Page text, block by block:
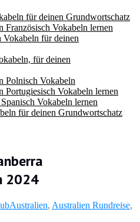
für deinen Grundwortschatz
Französisch Vokabeln lernen
Vokabeln für deinen
für deinen
Polnisch Vokabeln
Portugiesisch Vokabeln lernen
Vokabeln lernen
für deinen Grundwortschatz
2024
Australien, Australien Rundreise,